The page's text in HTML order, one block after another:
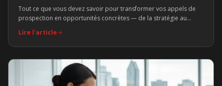
Tout ce que vous devez savoir pour transformer vos appels de
prospection en opportunités concrètes — de la stratégie au
Lire l'article